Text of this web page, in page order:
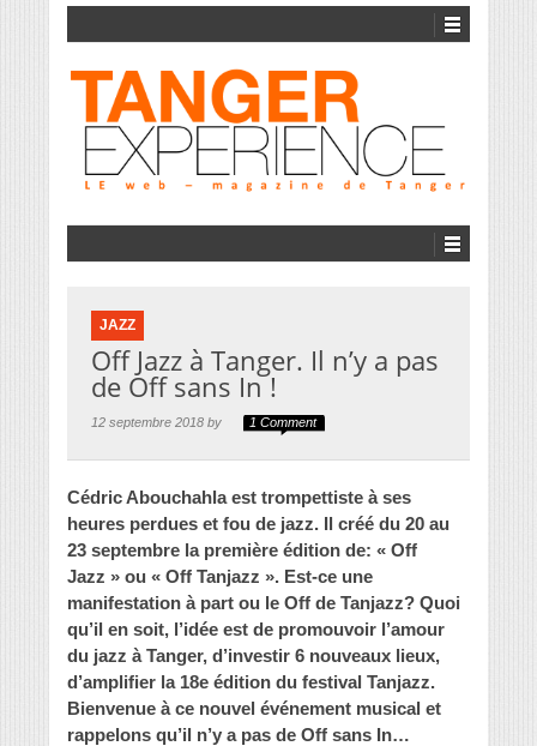
JAZZ
Off Jazz à Tanger. Il n’y a pas
de Off sans In !
12 septembre 2018 by 1 Comment
Cédric Abouchahla est trompettiste à ses
heures perdues et fou de jazz. Il créé du 20 au
23 septembre la première édition de: « Off
Jazz » ou « Off Tanjazz ». Est-ce une
manifestation à part ou le Off de Tanjazz? Quoi
qu’il en soit, l’idée est de promouvoir l’amour
du jazz à Tanger, d’investir 6 nouveaux lieux,
d’amplifier la 18e édition du festival Tanjazz.
Bienvenue à ce nouvel événement musical et
rappelons qu’il n’y a pas de Off sans In…